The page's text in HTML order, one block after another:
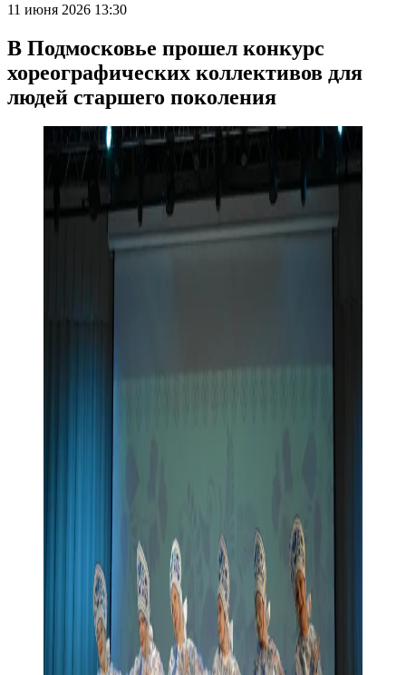
11 июня 2026 13:30
В Подмосковье прошел конкурс
хореографических коллективов для
людей старшего поколения